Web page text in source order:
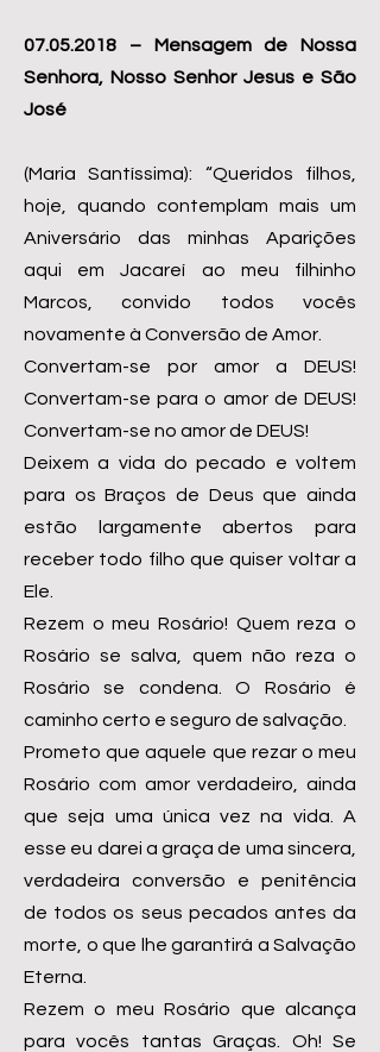
07.05.2018 – Mensagem de Nossa
Senhora, Nosso Senhor Jesus e São
José
(Maria Santíssima): “Queridos filhos,
hoje, quando contemplam mais um
Aniversário das minhas Aparições
aqui em Jacareí ao meu filhinho
Marcos, convido todos vocês
novamente à Conversão de Amor.
Convertam-se por amor a DEUS!
Convertam-se para o amor de DEUS!
Convertam-se no amor de DEUS!
Deixem a vida do pecado e voltem
para os Braços de Deus que ainda
estão largamente abertos para
receber todo filho que quiser voltar a
Ele.
Rezem o meu Rosário! Quem reza o
Rosário se salva, quem não reza o
Rosário se condena. O Rosário é
caminho certo e seguro de salvação.
Prometo que aquele que rezar o meu
Rosário com amor verdadeiro, ainda
que seja uma única vez na vida. A
esse eu darei a graça de uma sincera,
verdadeira conversão e penitência
de todos os seus pecados antes da
morte, o que lhe garantirá a Salvação
Eterna.
Rezem o meu Rosário que alcança
para vocês tantas Graças. Oh! Se